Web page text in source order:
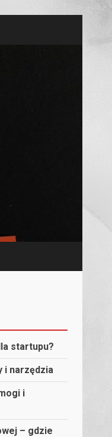
startupu?
i narzędzia
i
– gdzie